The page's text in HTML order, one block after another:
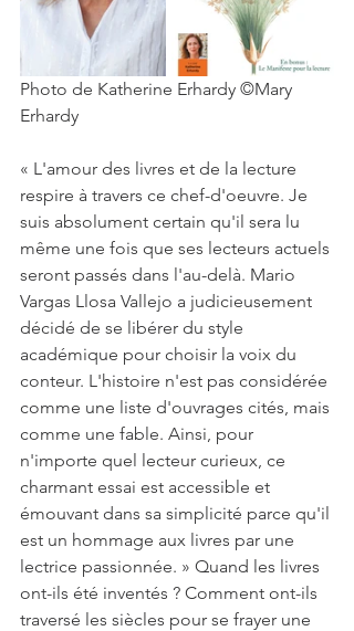
Photo de Katherine Erhardy ©Mary
Erhardy
« L'amour des livres et de la lecture
respire à travers ce chef-d'oeuvre. Je
suis absolument certain qu'il sera lu
même une fois que ses lecteurs actuels
seront passés dans l'au-delà. Mario
Vargas Llosa Vallejo a judicieusement
décidé de se libérer du style
académique pour choisir la voix du
conteur. L'histoire n'est pas considérée
comme une liste d'ouvrages cités, mais
comme une fable. Ainsi, pour
n'importe quel lecteur curieux, ce
charmant essai est accessible et
émouvant dans sa simplicité parce qu'il
est un hommage aux livres par une
lectrice passionnée. » Quand les livres
ont-ils été inventés ? Comment ont-ils
traversé les siècles pour se frayer une